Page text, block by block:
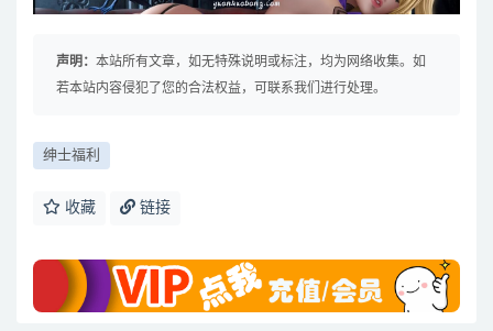
声明： 本站所有文章，如无特殊说明或标注，均为网络收集。如
若本站内容侵犯了您的合法权益，可联系我们进行处理。
绅士福利
收藏 链接